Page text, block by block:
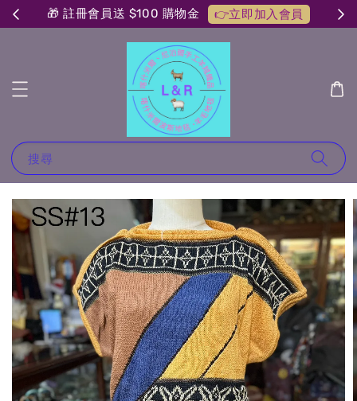
🎁 註冊會員送 $100 購物金 👉立即加入會員
搜尋